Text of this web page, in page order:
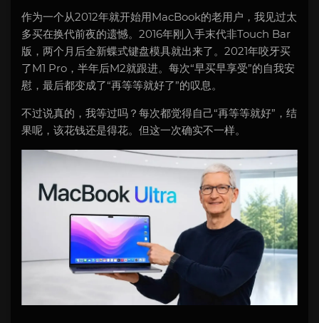
作为一个从2012年就开始用MacBook的老用户，我见过太
多买在换代前夜的遗憾。2016年刚入手末代非Touch Bar
版，两个月后全新蝶式键盘模具就出来了。2021年咬牙买
了M1 Pro，半年后M2就跟进。每次“早买早享受”的自我安
慰，最后都变成了“再等等就好了”的叹息。
不过说真的，我等过吗？每次都觉得自己“再等等就好”，结
果呢，该花钱还是得花。但这一次确实不一样。